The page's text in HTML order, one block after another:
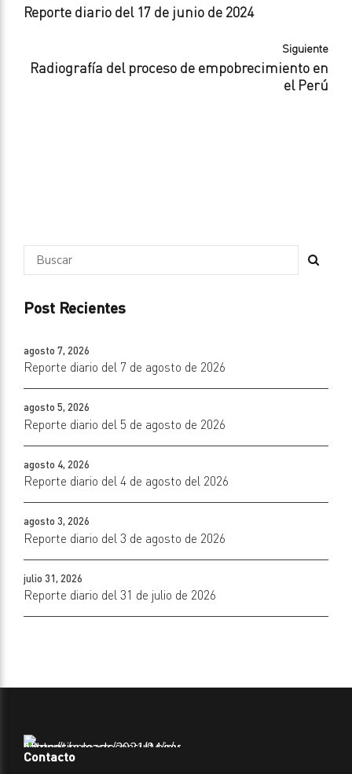
Reporte diario del 17 de junio de 2024
Siguiente
Radiografía del proceso de empobrecimiento en
el Perú
Post Recientes
agosto 7, 2026
Reporte diario del 7 de agosto de 2026
agosto 5, 2026
Reporte diario del 5 de agosto de 2026
agosto 4, 2026
Reporte diario del 4 de agosto del 2026
agosto 3, 2026
Reporte diario del 3 de agosto de 2026
julio 31, 2026
Reporte diario del 31 de julio de 2026
Contacto